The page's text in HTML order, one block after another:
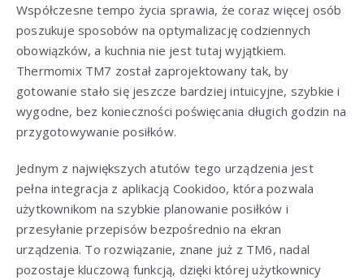
Współczesne tempo życia sprawia, że coraz więcej osób
poszukuje sposobów na optymalizację codziennych
obowiązków, a kuchnia nie jest tutaj wyjątkiem.
Thermomix TM7 został zaprojektowany tak, by
gotowanie stało się jeszcze bardziej intuicyjne, szybkie i
wygodne, bez konieczności poświęcania długich godzin na
przygotowywanie posiłków.
Jednym z największych atutów tego urządzenia jest
pełna integracja z aplikacją Cookidoo, która pozwala
użytkownikom na szybkie planowanie posiłków i
przesyłanie przepisów bezpośrednio na ekran
urządzenia. To rozwiązanie, znane już z TM6, nadal
pozostaje kluczową funkcją, dzięki której użytkownicy